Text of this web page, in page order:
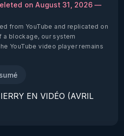
on August 31, 2026 —
from YouTube and replicated on
a blockage, our system
YouTube video player remains
EN VIDÉO (AVRIL